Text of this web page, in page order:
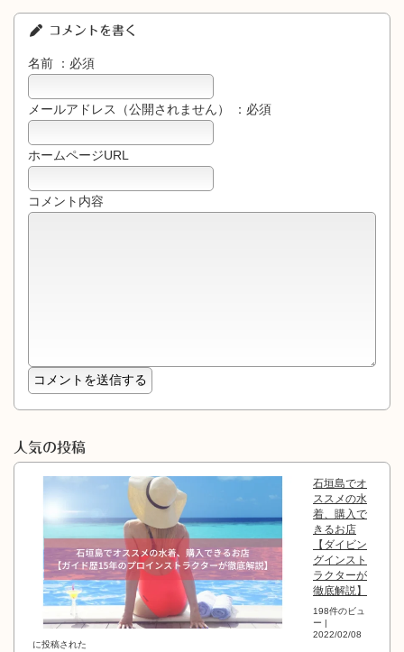
コメントを書く
名前 ：必須
メールアドレス（公開されません） ：必須
ホームページURL
コメント内容
人気の投稿
石垣島でオ
ススメの水
着、購入で
きるお店
【ダイビン
グインスト
ラクターが
徹底解説】
198件のビュ
ー |
2022/02/08
に投稿された